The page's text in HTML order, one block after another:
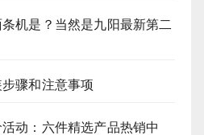
机是？当然是九阳最新第二
骤和注意事项
动：六件精选产品热销中